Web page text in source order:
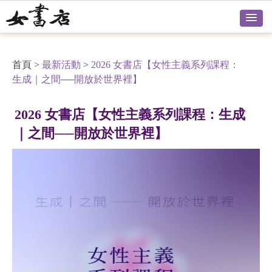
首頁 > 最新活動 > 2026 女書店【女性主義系列課程：
生成｜之間──開放於世界裡】
2026 女書店【女性主義系列課程：生成
｜之間──開放於世界裡】